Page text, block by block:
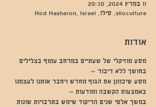
11 במרץ 2024, 20:30
siloculture, סילו, Hod Hasharon, Israel
אודות
מסע מוזיקלי של שעתיים במרחב עטוף בצלילים
בחושך ללא דיבור ~
מסע שיכוונן את הגוף מחדש ויחבר אותנו לעצמנו
באמצעות הקשבה ומודעות ~
במשך אלפי שנים הריקוד שימש בתרבויות שונות